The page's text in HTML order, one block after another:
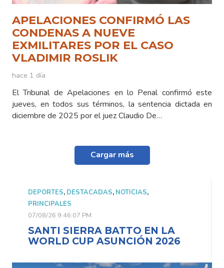
APELACIONES CONFIRMÓ LAS
CONDENAS A NUEVE
EXMILITARES POR EL CASO
VLADIMIR ROSLIK
hace 1 día
El Tribunal de Apelaciones en lo Penal confirmó este
jueves, en todos sus términos, la sentencia dictada en
diciembre de 2025 por el juez Claudio De…
Cargar más
DEPORTES, DESTACADAS, NOTICIAS,
PRINCIPALES
07/08/26 9:46:07 PM
SANTI SIERRA BATTO EN LA
WORLD CUP ASUNCIÓN 2026